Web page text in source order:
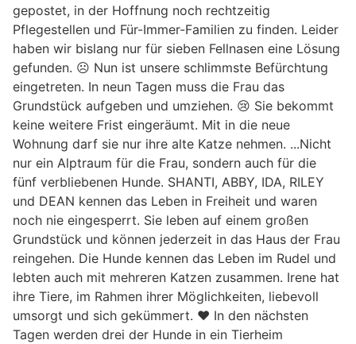
gepostet, in der Hoffnung noch rechtzeitig
Pflegestellen und Für-Immer-Familien zu finden. Leider
haben wir bislang nur für sieben Fellnasen eine Lösung
gefunden. ☹️ Nun ist unsere schlimmste Befürchtung
eingetreten. In neun Tagen muss die Frau das
Grundstück aufgeben und umziehen. 😢 Sie bekommt
keine weitere Frist eingeräumt. Mit in die neue
Wohnung darf sie nur ihre alte Katze nehmen. ...Nicht
nur ein Alptraum für die Frau, sondern auch für die
fünf verbliebenen Hunde. SHANTI, ABBY, IDA, RILEY
und DEAN kennen das Leben in Freiheit und waren
noch nie eingesperrt. Sie leben auf einem großen
Grundstück und können jederzeit in das Haus der Frau
reingehen. Die Hunde kennen das Leben im Rudel und
lebten auch mit mehreren Katzen zusammen. Irene hat
ihre Tiere, im Rahmen ihrer Möglichkeiten, liebevoll
umsorgt und sich gekümmert. ❤️ In den nächsten
Tagen werden drei der Hunde in ein Tierheim